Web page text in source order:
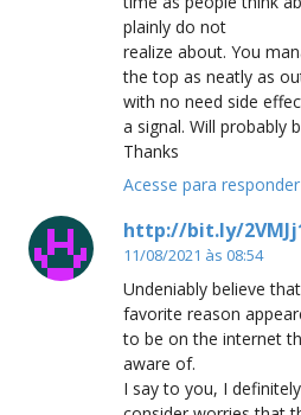
plainly do not
realize about. You
the top as neatly as
with no need side
a signal. Will probably
Thanks
Acesse para responder
http://bit.ly/
11/08/2021 às 08:54
Undeniably believe
favorite reason
to be on the internet
aware of.
I say to you, I